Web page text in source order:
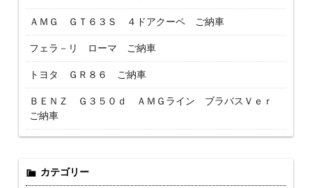
ＡＭＧ ＧＴ６３Ｓ ４ドアクーペ ご納車
フェラ－リ ローマ ご納車
トヨタ ＧＲ８６ ご納車
ＢＥＮＺ Ｇ３５０ｄ ＡＭＧライン ブラバスＶｅｒ
ご納車
カテゴリー